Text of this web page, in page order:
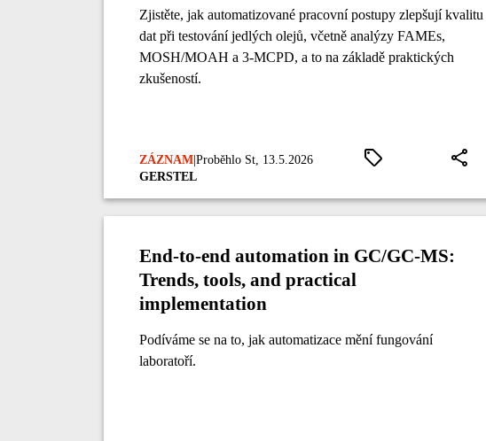
Zjistěte, jak automatizované pracovní postupy zlepšují kvalitu
dat při testování jedlých olejů, včetně analýzy FAMEs,
MOSH/MOAH a 3-MCPD, a to na základě praktických
zkušeností.
ZÁZNAM Proběhlo St, 13.5.2026
GERSTEL
End-to-end automation in GC/GC-MS:
Trends, tools, and practical
implementation
Podíváme se na to, jak automatizace mění fungování
laboratoří.